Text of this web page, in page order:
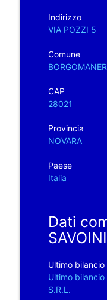
Indirizzo
VIA POZZI 5
Comune
CAP
28021
Provincia
NOVARA
Paese
Italia
Dati
Ultimo bilancio
Ultimo bilancio
S.R.L.